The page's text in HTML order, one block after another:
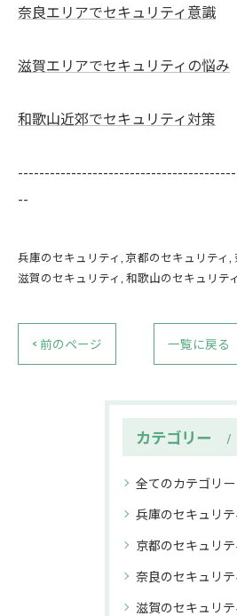
奈良エリアでセキュリティ意識
滋賀エリアでセキュリティの悩み
和歌山近郊でセキュリティ対策
--
兵庫のセキュリティ 京都のセキュリティ
滋賀のセキュリティ 和歌山のセキュリティ
< 前のページ 一覧に戻る
カテゴリー
全てのカテゴリー
兵庫のセキュリテ
京都のセキュリテ
奈良のセキュリテ
滋賀のセキュリテ